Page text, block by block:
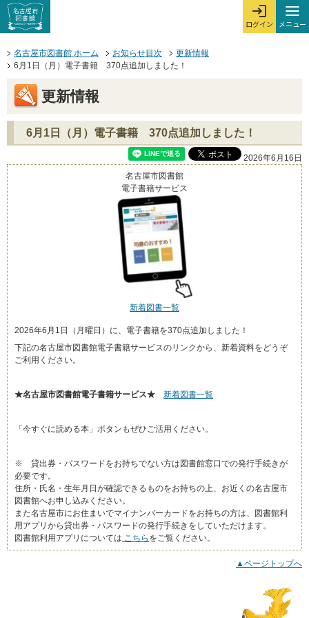
ページの先頭です。
本文へジャンプする。
ここからサイト内共通メニューです。
サイト内共通メニューをスキップする
ログイン
ログインを開
メニュー
メ
サイト内共通メニューここまで。
名古屋市図書館 ホーム
お知らせ目次
更新情報
6月1日（月）電子書籍 370点追加しました！
更新情報
6月1日（月）電子書籍 370点追加しました！
2026年6月16日
名古屋市図書館
電子書籍サービス
新着図書一覧
2026年6月1日（月曜日）に、電子書籍を370点追加しました！
下記の名古屋市図書館電子書籍サービスのリンクから、新着資料をどうぞ
ご利用ください。
★名古屋市図書館電子書籍サービス★ 新着図書一覧
「今すぐに読める本」ボタンもぜひご活用ください。
※ 貸出券・パスワードをお持ちでない方は図書館窓口での発行手続きが
必要です。
住所・氏名・生年月日が確認できるものをお持ちの上、お近くの名古屋市
図書館へお申し込みください。
また名古屋市にお住まいでマイナンバーカードをお持ちの方は、図書館利
用アプリから貸出券・パスワードの発行手続きをしていただけます。
図書館利用アプリについては こちら をご覧ください。
▲ページトップへ